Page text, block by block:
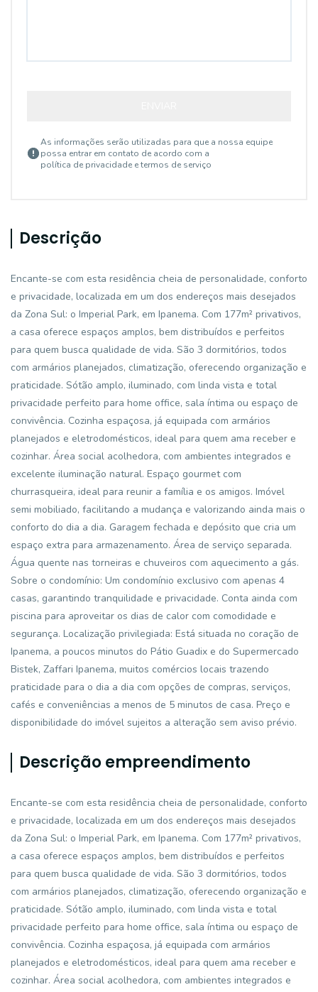
As informações serão utilizadas para que a nossa equipe
possa entrar em contato de acordo com a
política de privacidade e termos de serviço
Descrição
Encante-se com esta residência cheia de personalidade, conforto
e privacidade, localizada em um dos endereços mais desejados
da Zona Sul: o Imperial Park, em Ipanema. Com 177m² privativos,
a casa oferece espaços amplos, bem distribuídos e perfeitos
para quem busca qualidade de vida. São 3 dormitórios, todos
com armários planejados, climatização, oferecendo organização e
praticidade. Sótão amplo, iluminado, com linda vista e total
privacidade perfeito para home office, sala íntima ou espaço de
convivência. Cozinha espaçosa, já equipada com armários
planejados e eletrodomésticos, ideal para quem ama receber e
cozinhar. Área social acolhedora, com ambientes integrados e
excelente iluminação natural. Espaço gourmet com
churrasqueira, ideal para reunir a família e os amigos. Imóvel
semi mobiliado, facilitando a mudança e valorizando ainda mais o
conforto do dia a dia. Garagem fechada e depósito que cria um
espaço extra para armazenamento. Área de serviço separada.
Água quente nas torneiras e chuveiros com aquecimento a gás.
Sobre o condomínio: Um condomínio exclusivo com apenas 4
casas, garantindo tranquilidade e privacidade. Conta ainda com
piscina para aproveitar os dias de calor com comodidade e
segurança. Localização privilegiada: Está situada no coração de
Ipanema, a poucos minutos do Pátio Guadix e do Supermercado
Bistek, Zaffari Ipanema, muitos comércios locais trazendo
praticidade para o dia a dia com opções de compras, serviços,
cafés e conveniências a menos de 5 minutos de casa. Preço e
disponibilidade do imóvel sujeitos a alteração sem aviso prévio.
Descrição empreendimento
Encante-se com esta residência cheia de personalidade, conforto
e privacidade, localizada em um dos endereços mais desejados
da Zona Sul: o Imperial Park, em Ipanema. Com 177m² privativos,
a casa oferece espaços amplos, bem distribuídos e perfeitos
para quem busca qualidade de vida. São 3 dormitórios, todos
com armários planejados, climatização, oferecendo organização e
praticidade. Sótão amplo, iluminado, com linda vista e total
privacidade perfeito para home office, sala íntima ou espaço de
convivência. Cozinha espaçosa, já equipada com armários
planejados e eletrodomésticos, ideal para quem ama receber e
cozinhar. Área social acolhedora, com ambientes integrados e